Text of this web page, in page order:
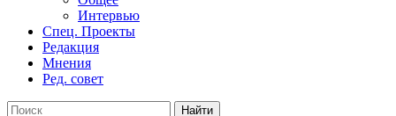
Интервью
Спец. Проекты
Редакция
Мнения
Ред. совет